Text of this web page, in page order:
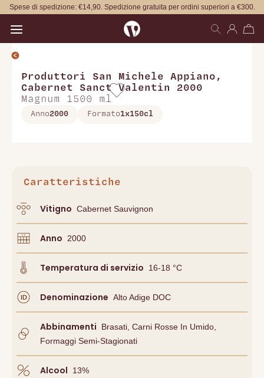
Spese di spedizione: €14,90. Spedizione gratuita per ordini superiori a €300.
Produttori San Michele Appiano ,
Cabernet Sanct Valentin 2000
Magnum 1500 ml
Anno2000 Formato1x150cl
Caratteristiche
Vitigno Cabernet Sauvignon
Anno 2000
Temperatura di servizio 16-18 °C
Denominazione Alto Adige DOC
Abbinamenti
Brasati, Carni Rosse In Umido,
Formaggi Semi-Stagionati
Alcool 13%